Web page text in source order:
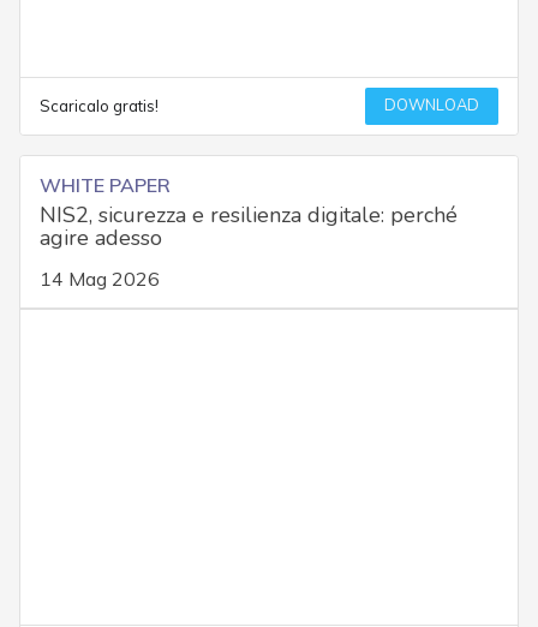
Scaricalo gratis! DOWNLOAD
WHITE PAPER
NIS2, sicurezza e resilienza digitale: perché
agire adesso
14 Mag 2026